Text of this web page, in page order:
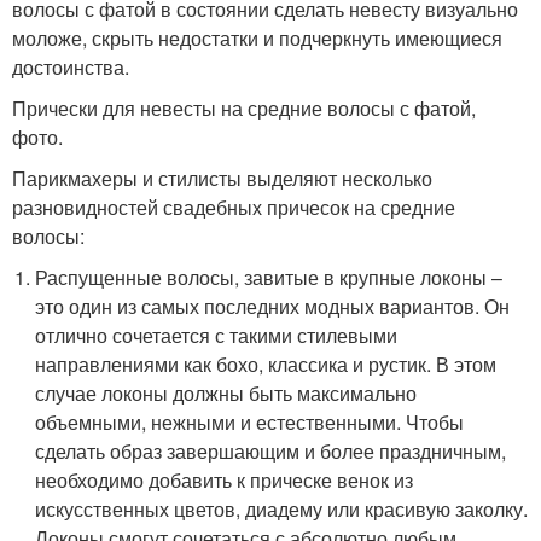
волосы с фатой в состоянии сделать невесту визуально
моложе, скрыть недостатки и подчеркнуть имеющиеся
достоинства.
Прически для невесты на средние волосы с фатой,
фото.
Парикмахеры и стилисты выделяют несколько
разновидностей свадебных причесок на средние
волосы:
Распущенные волосы, завитые в крупные локоны –
это один из самых последних модных вариантов. Он
отлично сочетается с такими стилевыми
направлениями как бохо, классика и рустик. В этом
случае локоны должны быть максимально
объемными, нежными и естественными. Чтобы
сделать образ завершающим и более праздничным,
необходимо добавить к прическе венок из
искусственных цветов, диадему или красивую заколку.